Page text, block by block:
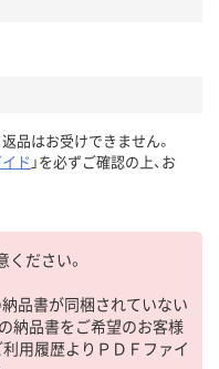
品はお受けできません。
ド 」を必ずご確認の上、お
ださい。
納品書が同梱されていない
納品書をご希望のお客様
利用履歴よりＰＤＦファイ